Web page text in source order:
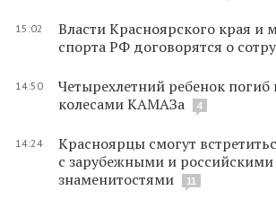
15:02
Власти Красноярского края и
спорта РФ договорятся о
14:50
Четырехлетний ребенок погиб
колесами КАМАЗа
4
14:24
Красноярцы смогут
с зарубежными и российскими
знаменитостями
11